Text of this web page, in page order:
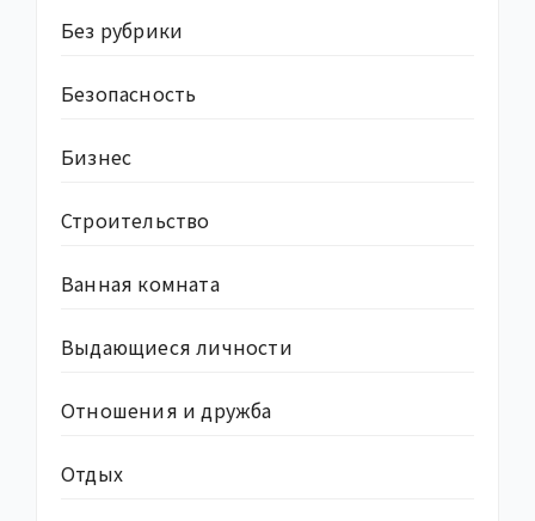
Без рубрики
Безопасность
Бизнес
Строительство
Ванная комната
Выдающиеся личности
Отношения и дружба
Отдых